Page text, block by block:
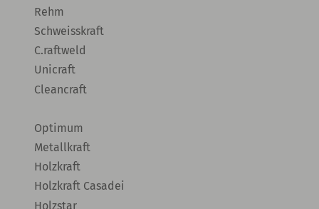
Rehm
Schweisskraft
C.raftweld
Unicraft
Cleancraft
Optimum
Metallkraft
Holzkraft
Holzkraft Casadei
Holzstar